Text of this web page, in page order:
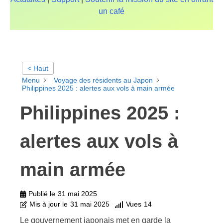
un café
< Haut
Menu
Voyage des résidents au Japon
Philippines 2025 : alertes aux vols à main armée
Philippines 2025 :
alertes aux vols à
main armée
Publié le 31 mai 2025
Mis à jour le 31 mai 2025 Vues 14
Le gouvernement japonais met en garde la